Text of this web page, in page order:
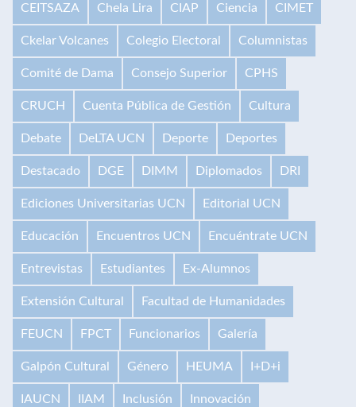
CEITSAZA Chela Lira CIAP Ciencia CIMET
Ckelar Volcanes Colegio Electoral Columnistas
Comité de Dama Consejo Superior CPHS
CRUCH Cuenta Pública de Gestión Cultura
Debate DeLTA UCN Deporte Deportes
Destacado DGE DIMM Diplomados DRI
Ediciones Universitarias UCN Editorial UCN
Educación Encuentros UCN Encuéntrate UCN
Entrevistas Estudiantes Ex-Alumnos
Extensión Cultural Facultad de Humanidades
FEUCN FPCT Funcionarios Galería
Galpón Cultural Género HEUMA I+D+i
IAUCN IIAM Inclusión Innovación